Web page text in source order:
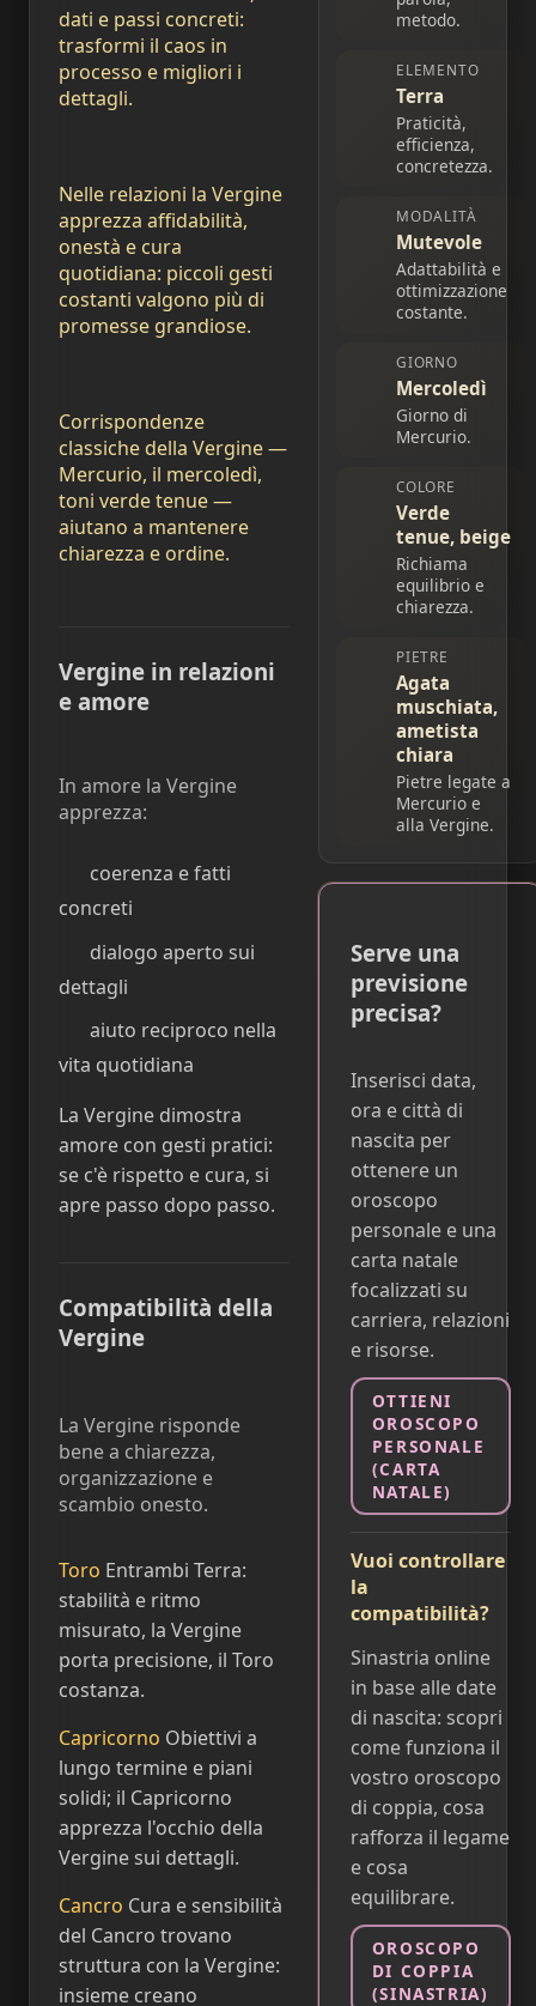
dati e passi concreti:
trasformi il caos in
processo e migliori i
dettagli.
Nelle relazioni la Vergine
apprezza affidabilità,
onestà e cura
quotidiana: piccoli gesti
costanti valgono più di
promesse grandiose.
Corrispondenze
classiche della Vergine —
Mercurio, il mercoledì,
toni verde tenue —
aiutano a mantenere
chiarezza e ordine.
Vergine in relazioni
e amore
In amore la Vergine
apprezza:
coerenza e fatti
concreti
dialogo aperto sui
dettagli
aiuto reciproco nella
vita quotidiana
La Vergine dimostra
amore con gesti pratici:
se c'è rispetto e cura, si
apre passo dopo passo.
Compatibilità della
Vergine
La Vergine risponde
bene a chiarezza,
organizzazione e
scambio onesto.
Toro Entrambi Terra:
stabilità e ritmo
misurato, la Vergine
porta precisione, il Toro
costanza.
Capricorno Obiettivi a
lungo termine e piani
solidi; il Capricorno
apprezza l'occhio della
Vergine sui dettagli.
Cancro Cura e sensibilità
del Cancro trovano
struttura con la Vergine:
insieme creano
metodo.
ELEMENTO
Terra
Praticità,
efficienza,
concretezza.
MODALITÀ
Mutevole
Adattabilità e
ottimizzazione
costante.
GIORNO
Mercoledì
Giorno di
Mercurio.
COLORE
Verde
tenue, beige
Richiama
equilibrio e
chiarezza.
PIETRE
Agata
muschiata,
ametista
chiara
Pietre legate a
Mercurio e
alla Vergine.
Serve una
previsione
precisa?
Inserisci data,
ora e città di
nascita per
ottenere un
oroscopo
personale e una
carta natale
focalizzati su
carriera, relazioni
e risorse.
OTTIENI
OROSCOPO
PERSONALE
(CARTA
NATALE)
Vuoi controllare
la
compatibilità?
Sinastria online
in base alle date
di nascita: scopri
come funziona il
vostro oroscopo
di coppia, cosa
rafforza il legame
e cosa
equilibrare.
OROSCOPO
DI COPPIA
(SINASTRIA)